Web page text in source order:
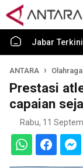
Jabar Terkini
ANTARA Olahraga
Prestasi
capaian
Rabu, 11